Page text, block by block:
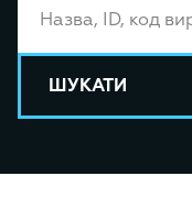
ШУКАТИ